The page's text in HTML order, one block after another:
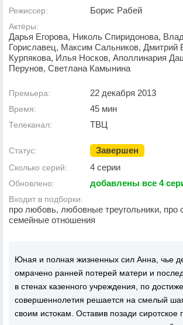
Режиссер: Борис Рабей
Актёры:
Дарья Егорова, Николь Спиридонова,
Гориславец, Максим Сальников, Дмитрий
Курпякова, Илья Носков, Аполлинария
Перунов, Светлана Камынина
Премьера: 22 декабря 2013
Время: 45 мин
Телеканал: ТВЦ
Статус: Завершен
Сколько серий: 4 серии
Обновлено: добавлены все 4
Входит в подборки:
про любовь, любовные треугольники, про
семейные отношения
Юная и полная жизненных сил Анна, чье
омрачено ранней потерей матери и
в стенах казенного учреждения, по
совершеннолетия решается на смелый
своим истокам. Оставив позади